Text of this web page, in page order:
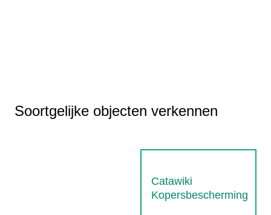
Soortgelijke objecten verkennen
Catawiki
Kopersbescherming